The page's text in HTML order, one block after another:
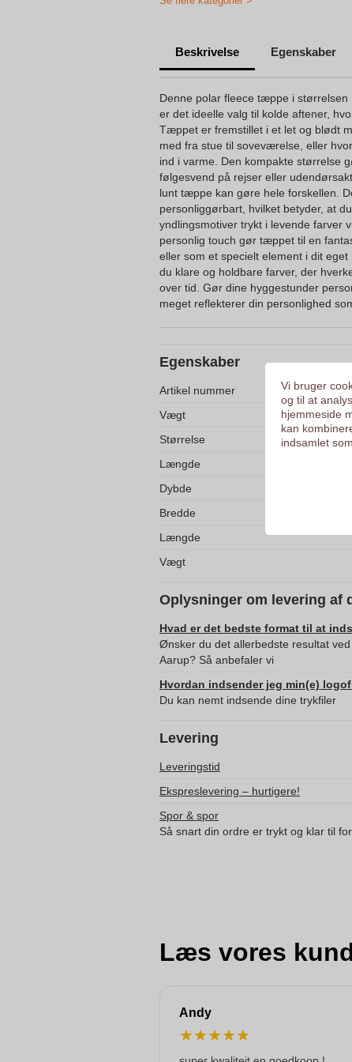
Beskrivelse Egenskaber
Denne polar fleece tæppe i
er det ideelle valg til kolde aftener,
Tæppet er fremstillet i et let og blødt
med fra stue til soveværelse, eller
ind i varme. Den kompakte størrelse
følgesvend på rejser eller
lunt tæppe kan gøre hele forskellen.
personliggørbart, hvilket betyder, at
yndlingsmotiver trykt i levende farver
personlig touch gør tæppet til en
eller som et specielt element i dit
du klare og holdbare farver, der
over tid. Gør dine hyggestunder
meget reflekterer din personlighed
Egenskaber
Artikel nummer
Vægt
Størrelse
Længde
Dybde
Bredde
Længde
Vægt
Oplysninger om levering af
Hvad er det bedste format til at
Ønsker du det allerbedste resultat
Aarup? Så anbefaler vi
Hvordan indsender jeg min(e)
Du kan nemt indsende dine trykfiler
Levering
Leveringstid
Ekspreslevering – hurtigere!
Spor & spor
Så snart din ordre er trykt og klar til
Læs vores
Andy
★★★★★
Vi bruger
og til at
hjemmeside
kan
indsamlet